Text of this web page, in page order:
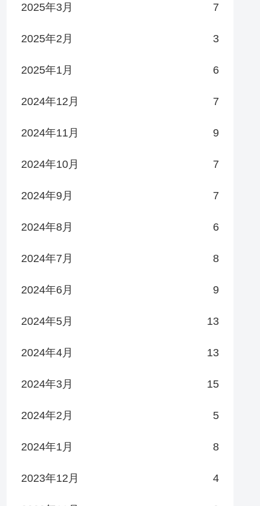
2025年3月 7
2025年2月 3
2025年1月 6
2024年12月 7
2024年11月 9
2024年10月 7
2024年9月 7
2024年8月 6
2024年7月 8
2024年6月 9
2024年5月 13
2024年4月 13
2024年3月 15
2024年2月 5
2024年1月 8
2023年12月 4